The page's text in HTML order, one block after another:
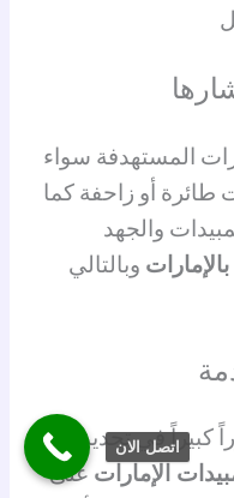
المستهدفة سواء
أو زاحفة كما
والجهد
وبالتالي
كبيراً في تحديد
الإمارات على
اتصل الان